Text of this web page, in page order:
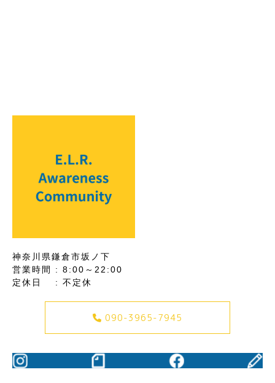
神奈川県鎌倉市坂ノ下
営業時間 : 8:00～22:00
定休日 : 不定休
090-3965-7945